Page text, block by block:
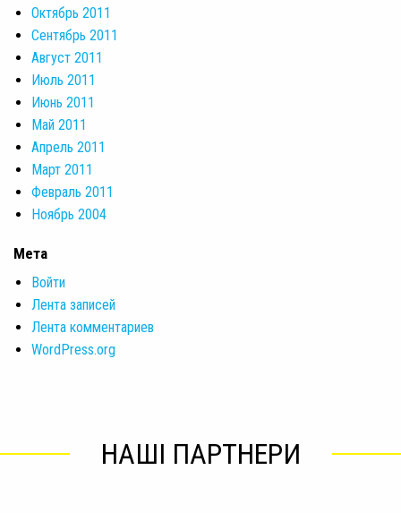
Октябрь 2011
Сентябрь 2011
Август 2011
Июль 2011
Июнь 2011
Май 2011
Апрель 2011
Март 2011
Февраль 2011
Ноябрь 2004
Мета
Войти
Лента записей
Лента комментариев
WordPress.org
НАШІ ПАРТНЕРИ